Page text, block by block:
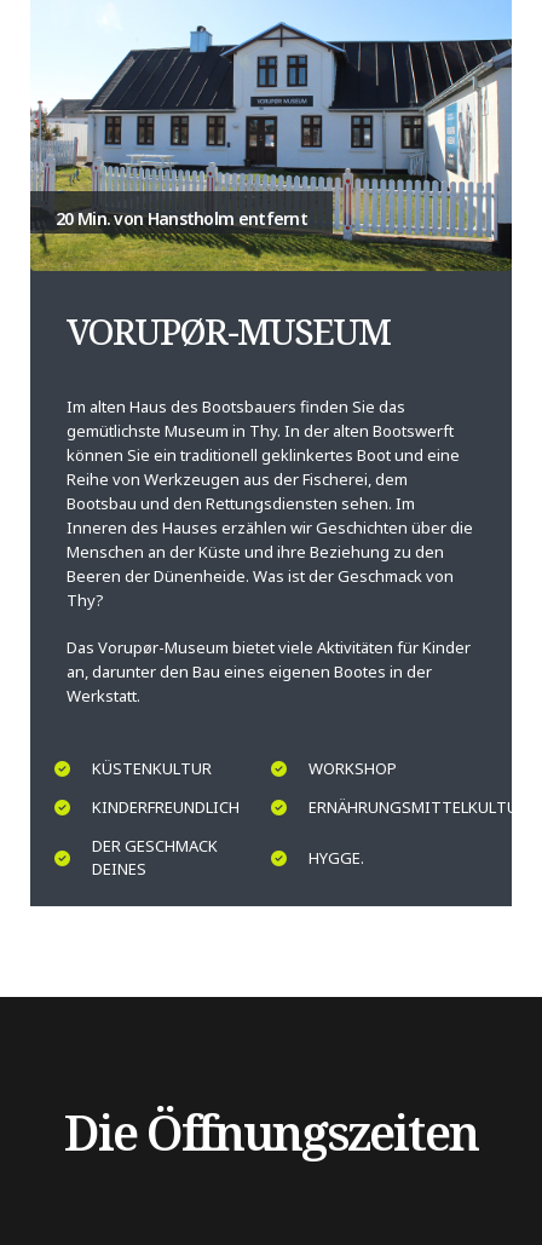
20 Min. von Hanstholm entfernt
VORUPØR-MUSEUM
Im alten Haus des Bootsbauers finden Sie das
gemütlichste Museum in Thy. In der alten Bootswerft
können Sie ein traditionell geklinkertes Boot und eine
Reihe von Werkzeugen aus der Fischerei, dem
Bootsbau und den Rettungsdiensten sehen. Im
Inneren des Hauses erzählen wir Geschichten über die
Menschen an der Küste und ihre Beziehung zu den
Beeren der Dünenheide. Was ist der Geschmack von
Thy?
Das Vorupør-Museum bietet viele Aktivitäten für Kinder
an, darunter den Bau eines eigenen Bootes in der
Werkstatt.
KÜSTENKULTUR
WORKSHOP
KINDERFREUNDLICH
ERNÄHRUNGSMITTELKULTUR
DER GESCHMACK
DEINES
HYGGE.
Die Öffnungszeiten